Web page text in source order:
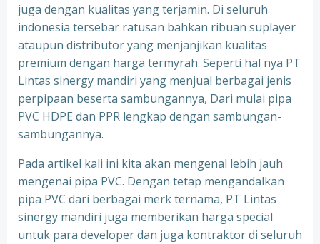
juga dengan kualitas yang terjamin. Di seluruh
indonesia tersebar ratusan bahkan ribuan suplayer
ataupun distributor yang menjanjikan kualitas
premium dengan harga termyrah. Seperti hal nya PT
Lintas sinergy mandiri yang menjual berbagai jenis
perpipaan beserta sambungannya, Dari mulai pipa
PVC HDPE dan PPR lengkap dengan sambungan-
sambungannya.
Pada artikel kali ini kita akan mengenal lebih jauh
mengenai pipa PVC. Dengan tetap mengandalkan
pipa PVC dari berbagai merk ternama, PT Lintas
sinergy mandiri juga memberikan harga special
untuk para developer dan juga kontraktor di seluruh